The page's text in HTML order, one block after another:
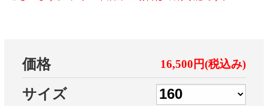
価格 16,500円(税込み)
サイズ